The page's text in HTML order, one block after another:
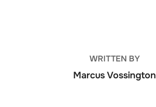
WRITTEN BY
Marcus Vossington